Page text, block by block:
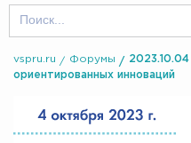
vspru.ru Форумы
ориентированных инноваций